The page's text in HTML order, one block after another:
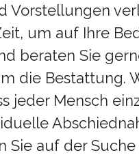
Vorstellungen
um auf Ihre
beraten Sie
die Bestattung.
jeder Mensch
Sie auf der Suche